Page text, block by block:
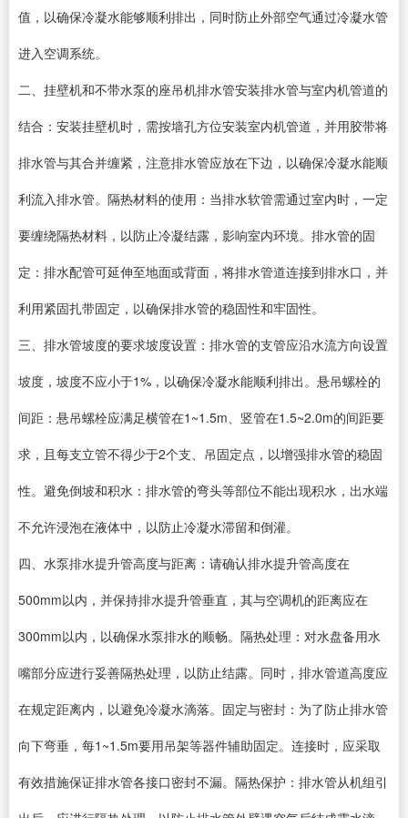
值，以确保冷凝水能够顺利排出，同时防止外部空气通过冷凝水管
进入空调系统。
二、挂壁机和不带水泵的座吊机排水管安装排水管与室内机管道的
结合：安装挂壁机时，需按墙孔方位安装室内机管道，并用胶带将
排水管与其合并缠紧，注意排水管应放在下边，以确保冷凝水能顺
利流入排水管。隔热材料的使用：当排水软管需通过室内时，一定
要缠绕隔热材料，以防止冷凝结露，影响室内环境。排水管的固
定：排水配管可延伸至地面或背面，将排水管道连接到排水口，并
利用紧固扎带固定，以确保排水管的稳固性和牢固性。
三、排水管坡度的要求坡度设置：排水管的支管应沿水流方向设置
坡度，坡度不应小于1%，以确保冷凝水能顺利排出。悬吊螺栓的
间距：悬吊螺栓应满足横管在1~1.5m、竖管在1.5~2.0m的间距要
求，且每支立管不得少于2个支、吊固定点，以增强排水管的稳固
性。避免倒坡和积水：排水管的弯头等部位不能出现积水，出水端
不允许浸泡在液体中，以防止冷凝水滞留和倒灌。
四、水泵排水提升管高度与距离：请确认排水提升管高度在
500mm以内，并保持排水提升管垂直，其与空调机的距离应在
300mm以内，以确保水泵排水的顺畅。隔热处理：对水盘备用水
嘴部分应进行妥善隔热处理，以防止结露。同时，排水管道高度应
在规定距离内，以避免冷凝水滴落。固定与密封：为了防止排水管
向下弯垂，每1~1.5m要用吊架等器件辅助固定。连接时，应采取
有效措施保证排水管各接口密封不漏。隔热保护：排水管从机组引